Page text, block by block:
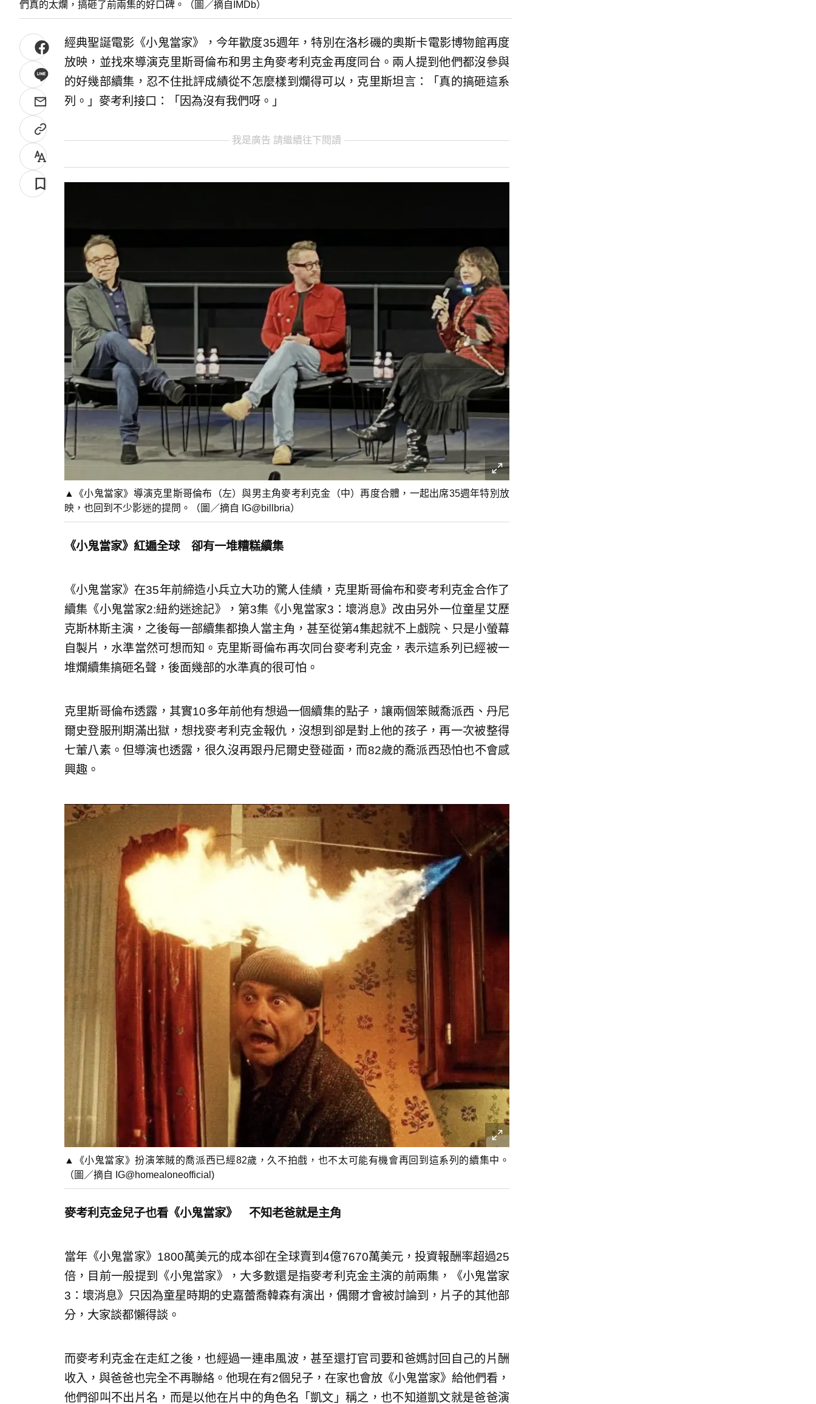
們真的太爛，搞砸了前兩集的好口碑。（圖／摘自IMDb）
經典聖誕電影《小鬼當家》，今年歡度35週年，特別在洛杉磯的奧斯卡電影博物館再度
放映，並找來導演克里斯哥倫布和男主角麥考利克金再度同台。兩人提到他們都沒參與
的好幾部續集，忍不住批評成績從不怎麼樣到爛得可以，克里斯坦言：「真的搞砸這系
列。」麥考利接口：「因為沒有我們呀。」
我是廣告 請繼續往下閱讀
▲《小鬼當家》導演克里斯哥倫布（左）與男主角麥考利克金（中）再度合體，一起出席35週年特別放
映，也回到不少影迷的提問。（圖／摘自 IG@billbria）
《小鬼當家》紅遍全球 卻有一堆糟糕續集
《小鬼當家》在35年前締造小兵立大功的驚人佳績，克里斯哥倫布和麥考利克金合作了
續集《小鬼當家2:紐約迷途記》，第3集《小鬼當家3：壞消息》改由另外一位童星艾歷
克斯林斯主演，之後每一部續集都換人當主角，甚至從第4集起就不上戲院、只是小螢幕
自製片，水準當然可想而知。克里斯哥倫布再次同台麥考利克金，表示這系列已經被一
堆爛續集搞砸名聲，後面幾部的水準真的很可怕。
克里斯哥倫布透露，其實10多年前他有想過一個續集的點子，讓兩個笨賊喬派西、丹尼
爾史登服刑期滿出獄，想找麥考利克金報仇，沒想到卻是對上他的孩子，再一次被整得
七葷八素。但導演也透露，很久沒再跟丹尼爾史登碰面，而82歲的喬派西恐怕也不會感
興趣。
▲《小鬼當家》扮演笨賊的喬派西已經82歲，久不拍戲，也不太可能有機會再回到這系列的續集中。
（圖／摘自 IG@homealoneofficial)
麥考利克金兒子也看《小鬼當家》 不知老爸就是主角
當年《小鬼當家》1800萬美元的成本卻在全球賣到4億7670萬美元，投資報酬率超過25
倍，目前一般提到《小鬼當家》，大多數還是指麥考利克金主演的前兩集，《小鬼當家
3：壞消息》只因為童星時期的史嘉蕾喬韓森有演出，偶爾才會被討論到，片子的其他部
分，大家談都懶得談。
而麥考利克金在走紅之後，也經過一連串風波，甚至還打官司要和爸媽討回自己的片酬
收入，與爸爸也完全不再聯絡。他現在有2個兒子，在家也會放《小鬼當家》給他們看，
他們卻叫不出片名，而是以他在片中的角色名「凱文」稱之，也不知道凱文就是爸爸演